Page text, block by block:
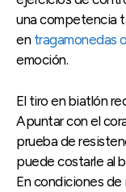
una competencia
en tragamonedas
emoción.
El tiro en biatlón
Apuntar con el
prueba de
puede costarle al
En condiciones